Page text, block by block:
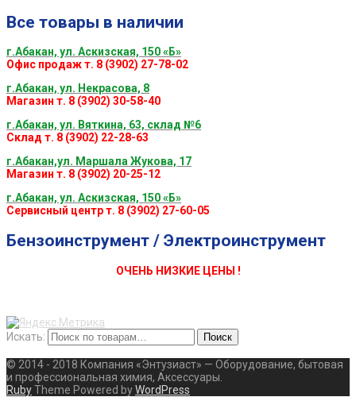
Все товары в наличии
г.Абакан, ул. Аскизская, 150 «Б»
Офис продаж т. 8 (3902) 27-78-02
г.Абакан, ул. Некрасова, 8
Магазин т. 8 (3902) 30-58-40
г.Абакан, ул. Вяткина, 63, склад №6
Склад т. 8 (3902) 22-28-63
г.Абакан,ул. Маршала Жукова, 17
Магазин т. 8 (3902) 20-25-12
г.Абакан, ул. Аскизская, 150 «Б»
Сервисный центр т. 8 (3902) 27-60-05
Бензоинструмент / Электроинструмент
ОЧЕНЬ НИЗКИЕ ЦЕНЫ !
Искать: Поиск
© 2014 - 2018 Компания «Энтузиаст» — Оборудование, бытовая
и профессиональная химия, Аксессуары.
RubyTheme Powered byWordPress